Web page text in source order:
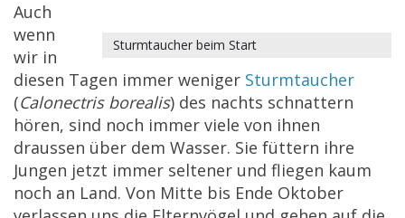
Sturmtaucher beim Start
Auch
wenn
wir in
diesen Tagen immer weniger Sturmtaucher
(Calonectris borealis) des nachts schnattern
hören, sind noch immer viele von ihnen
draussen über dem Wasser. Sie füttern ihre
Jungen jetzt immer seltener und fliegen kaum
noch an Land. Von Mitte bis Ende Oktober